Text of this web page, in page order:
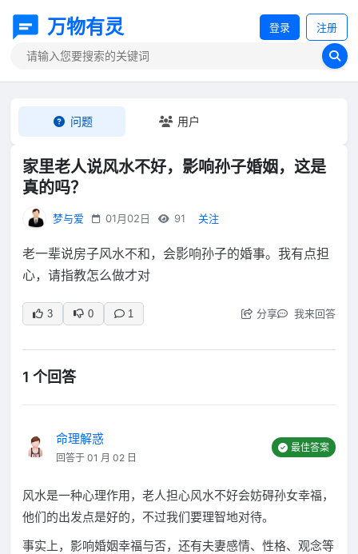
万物有灵 登录 注册
问题 用户
家里老人说风水不好，影响孙子婚姻，这是
真的吗？
梦与爱 01月02日 91 关注
老一辈说房子风水不和，会影响孙子的婚事。我有点担
心，请指教怎么做才对
3 0 1 分享 我来回答
1 个回答
命理解惑
回答于 01 月 02 日
最佳答案
风水是一种心理作用，老人担心风水不好会妨碍孙女幸福，
他们的出发点是好的，不过我们要理智地对待。
事实上，影响婚姻幸福与否，还有夫妻感情、性格、观念等